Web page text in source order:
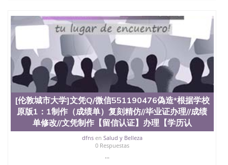
University）文凭圣何塞州立大学文凭（San Jose
State University）圣何塞州立大学学历（ San Jose
State University）圣何塞州立大学学历（San Jose
State University）圣何塞州立大学学历（San Jose
State University）圣 塞州立大学学历（San Jose
State University）圣何塞州立大学（San Jose State
University）圣何塞州立大学（San Jose State
University）圣何塞州立大学（San Jose State
University）圣何塞州立大学（San Jose State
University）圣何塞州立大学学位证（San Jose State
University）圣何塞州立大学学位证（San Jose State
University）圣何塞州立大学学位证（San Jose State
University）圣何塞州立大学（San Jose State
University）圣何塞州立大学（San Jose State
University）圣何塞州立大学（San Jose State
University）圣何塞州立大学（San Jose State
[伦敦城市大学]文凭Q/微信551190476偽造*根据学校
原版1：1制作（成绩单）复刻精仿//毕业证办理//成绩
单修改//文凭制作【留信认证】办理【学历认
dfnsen Salud y Belleza
0 Respuestas
...